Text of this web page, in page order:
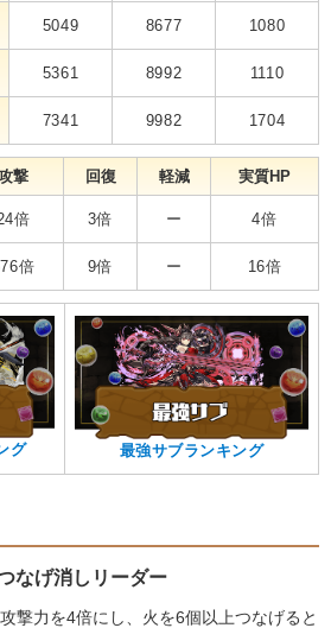
5049 8677 1080
5361 8992 1110
7341 9982 1704
撃 回復 軽減 実質HP
倍 3倍 ー 4倍
倍 9倍 ー 16倍
グ 最強サブランキング
なげ消しリーダー
撃力を4倍にし、火を6個以上つなげると